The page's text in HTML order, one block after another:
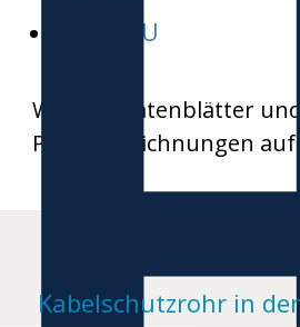
HEKABAU
Weitere Datenblätter und
Produktzeichnungen auf
Kabelschutzrohr in